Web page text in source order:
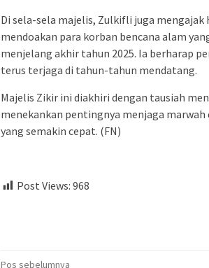
Di sela-sela majelis, Zulkifli juga
mendoakan para korban bencana alam
menjelang akhir tahun 2025. Ia berharap
terus terjaga di tahun-tahun mendatang.
Majelis Zikir ini diakhiri dengan tausiah
menekankan pentingnya menjaga
yang semakin cepat. (FN)
Post Views: 968
Pos sebelumnya